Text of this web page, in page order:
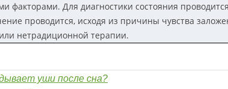
факторами. Для диагностики состояния
проводится, исходя из причины чувства
нетрадиционной терапии.
уши после сна?